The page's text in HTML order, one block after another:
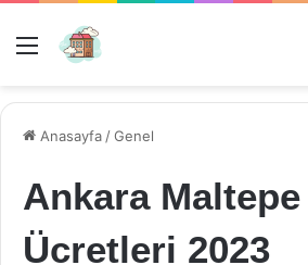
Menü
Anasayfa /Genel
Ankara
Ücretleri 2023